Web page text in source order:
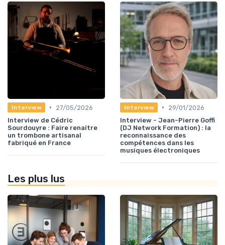
Interview •
27/05/2026
Interview de Cédric
Sourdouyre : Faire renaître
un trombone artisanal
fabriqué en France
Interview •
29/01/2026
Interview - Jean-Pierre Goffi
(DJ Network Formation) : la
reconnaissance des
compétences dans les
musiques électroniques
Les plus lus